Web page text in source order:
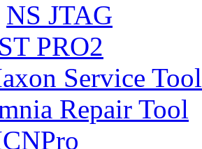
NS JTAG
PRO2
Service
Repair Tool